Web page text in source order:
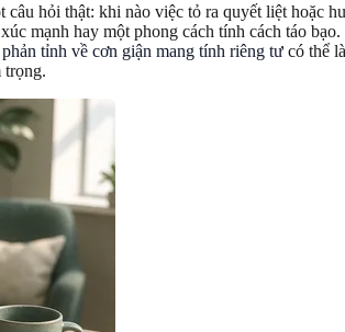
hỏi thật: khi nào việc tỏ ra quyết liệt hoặc
mạnh hay một phong cách tính cách táo
tỉnh về cơn giận mang tính riêng tư có thể
trọng.